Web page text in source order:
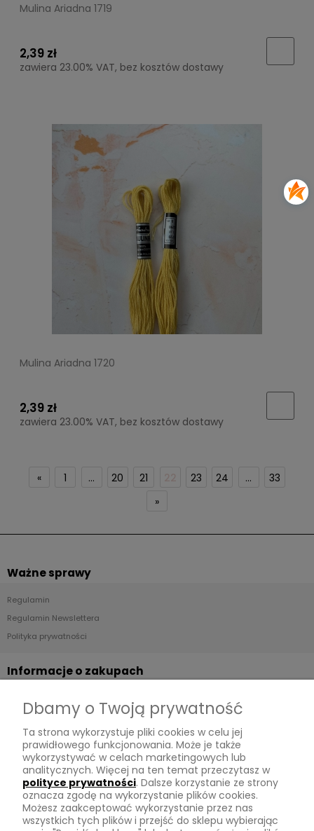
Mulina Ariadna 1719
2,39 zł
zawiera 23.00% VAT, bez kosztów dostawy
Mulina Ariadna 1720
2,39 zł
zawiera 23.00% VAT, bez kosztów dostawy
« 1 ... 20 21 23 24 ...
33
»
Ważne sprawy
Regulamin
Regulamin Newslettera
Polityka prywatności
Informacje o zakupach
Płatności
Zwroty
Tu mnie znajdziesz
Kontakt
O mnie
Dbamy o Twoją prywatność
Ta strona wykorzystuje pliki cookies w celu jej
prawidłowego funkcjonowania. Może je także
wykorzystywać w celach marketingowych lub
analitycznych. Więcej na ten temat przeczytasz w
polityce prywatności. Dalsze korzystanie ze strony
oznacza zgodę na wykorzystanie plików cookies.
Możesz zaakceptować wykorzystanie przez nas
wszystkich tych plików i przejść do sklepu wybierając